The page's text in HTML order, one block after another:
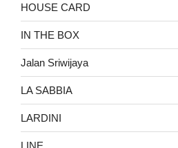
HOUSE CARD
IN THE BOX
Jalan Sriwijaya
LA SABBIA
LARDINI
LINE